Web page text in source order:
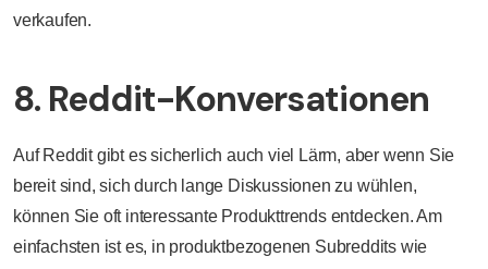
verkaufen.
8. Reddit-Konversationen
Auf Reddit gibt es sicherlich auch viel Lärm, aber wenn Sie
bereit sind, sich durch lange Diskussionen zu wühlen,
können Sie oft interessante Produkttrends entdecken. Am
einfachsten ist es, in produktbezogenen Subreddits wie